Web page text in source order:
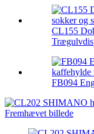
CL155
FB094